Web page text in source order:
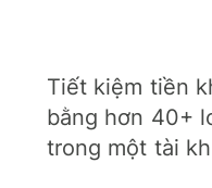
Tiết kiệm tiền
bằng hơn 40+
trong một tài